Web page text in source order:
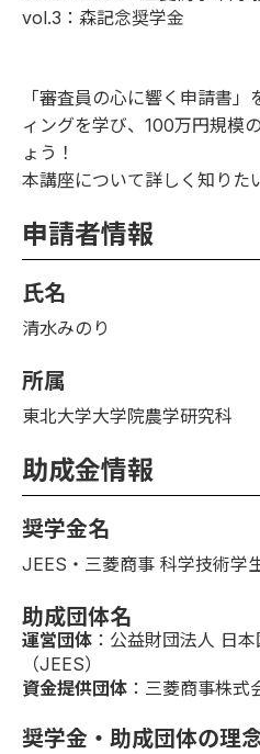
vol.3 ：森記念奨学金
「審査員の心に響く申請書
ィングを学び、100万円規模
ょう！
本講座について詳しく知りた
申請者情報
氏名
清水みのり
所属
東北大学大学院農学研究科
助成金情報
奨学金名
JEES・三菱商事 科学技術学
助成団体名
運営団体 ：公益財団法人 日
（JEES）
資金提供団体 ：三菱商事株式
奨学金・助成団体の理